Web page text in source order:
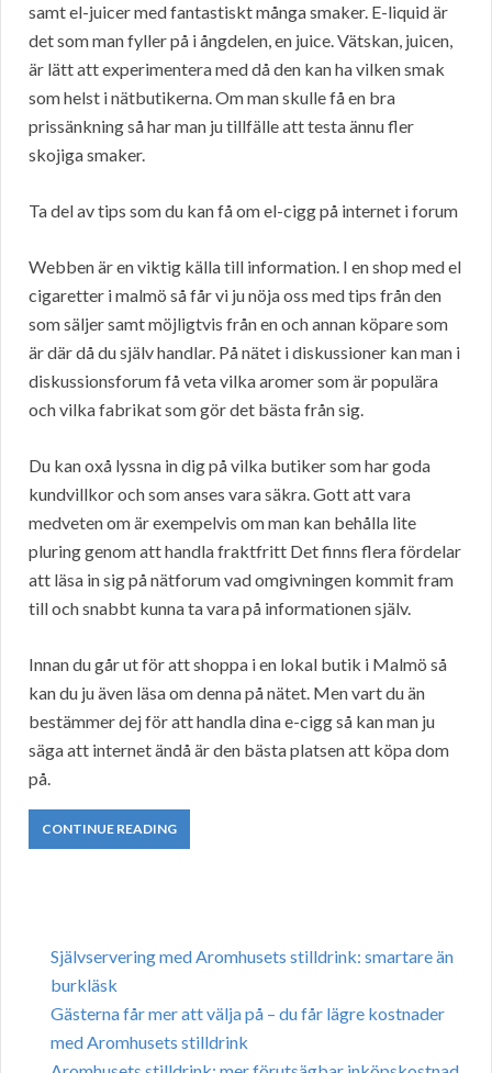
samt el-juicer med fantastiskt många smaker. E-liquid är
det som man fyller på i ångdelen, en juice. Vätskan, juicen,
är lätt att experimentera med då den kan ha vilken smak
som helst i nätbutikerna. Om man skulle få en bra
prissänkning så har man ju tillfälle att testa ännu fler
skojiga smaker.
Ta del av tips som du kan få om el-cigg på internet i forum
Webben är en viktig källa till information. I en shop med el
cigaretter i malmö så får vi ju nöja oss med tips från den
som säljer samt möjligtvis från en och annan köpare som
är där då du själv handlar. På nätet i diskussioner kan man i
diskussionsforum få veta vilka aromer som är populära
och vilka fabrikat som gör det bästa från sig.
Du kan oxå lyssna in dig på vilka butiker som har goda
kundvillkor och som anses vara säkra. Gott att vara
medveten om är exempelvis om man kan behålla lite
pluring genom att handla fraktfritt Det finns flera fördelar
att läsa in sig på nätforum vad omgivningen kommit fram
till och snabbt kunna ta vara på informationen själv.
Innan du går ut för att shoppa i en lokal butik i Malmö så
kan du ju även läsa om denna på nätet. Men vart du än
bestämmer dej för att handla dina e-cigg så kan man ju
säga att internet ändå är den bästa platsen att köpa dom
på.
CONTINUE READING
Självservering med Aromhusets stilldrink: smartare än
burkläsk
Gästerna får mer att välja på – du får lägre kostnader
med Aromhusets stilldrink